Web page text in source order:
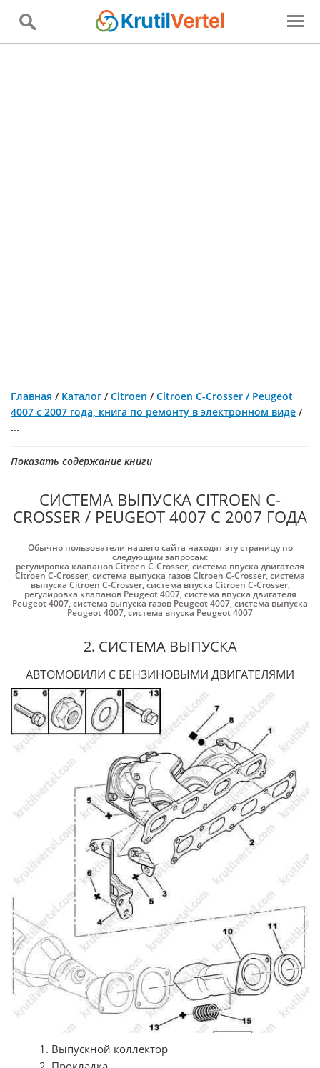
Главная / Каталог /Citroen /Citroen C-Crosser / Peugeot
4007 с 2007 года, книга по ремонту в электронном виде /
...
Показать содержание книги
СИСТЕМА ВЫПУСКА CITROEN C-
CROSSER / PEUGEOT 4007 С 2007 ГОДА
Обычно пользователи нашего сайта находят эту страницу по
следующим запросам:
регулировка клапанов Citroen C-Crosser,система впуска двигателя
Citroen C-Crosser,система выпуска газов Citroen C-Crosser,система
выпуска Citroen C-Crosser,система впуска Citroen C-Crosser,
регулировка клапанов Peugeot 4007,система впуска двигателя
Peugeot 4007,система выпуска газов Peugeot 4007,система выпуска
Peugeot 4007,система впуска Peugeot 4007
2. СИСТЕМА ВЫПУСКА
АВТОМОБИЛИ С БЕНЗИНОВЫМИ ДВИГАТЕЛЯМИ
1. Выпускной коллектор